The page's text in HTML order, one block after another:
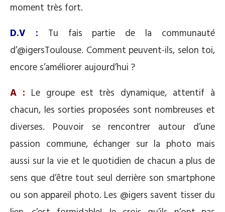
moment très fort.
D.V : Tu fais partie de la communauté
d’@igersToulouse. Comment peuvent-ils, selon toi,
encore s’améliorer aujourd’hui ?
A : Le groupe est très dynamique, attentif à
chacun, les sorties proposées sont nombreuses et
diverses. Pouvoir se rencontrer autour d’une
passion commune, échanger sur la photo mais
aussi sur la vie et le quotidien de chacun a plus de
sens que d’être tout seul derrière son smartphone
ou son appareil photo. Les @igers savent tisser du